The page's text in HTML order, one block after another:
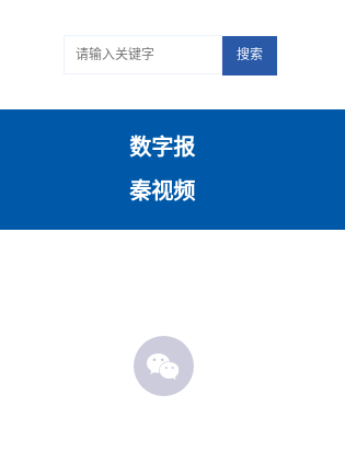
搜索
数字报
秦视频